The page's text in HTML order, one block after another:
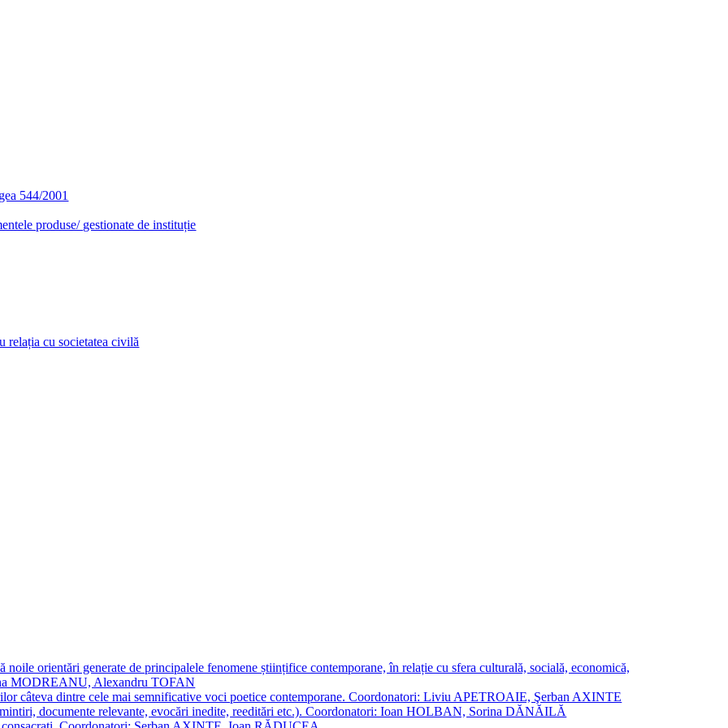
544/2001
produse/ gestionate de instituție
relația cu societatea civilă
noile orientări generate de principalele fenomene științifice contemporane, în relație cu sfera culturală, socială, economică,
MODREANU, Alexandru TOFAN
câteva dintre cele mai semnificative voci poetice contemporane. Coordonatori: Liviu APETROAIE, Şerban AXINTE
documente relevante, evocări inedite, reeditări etc.). Coordonatori: Ioan HOLBAN, Sorina DĂNĂILĂ